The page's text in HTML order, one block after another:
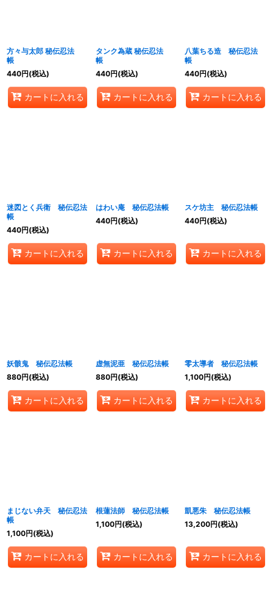
方々与太郎 秘伝忍法
帳
440円(税込)
カートに入れる
タンク為蔵 秘伝忍法
帳
440円(税込)
カートに入れる
八葉ちる造 秘伝忍法
帳
440円(税込)
カートに入れる
迷図とく兵衛 秘伝忍法
帳
440円(税込)
カートに入れる
はわい庵 秘伝忍法帳
440円(税込)
カートに入れる
スケ坊主 秘伝忍法帳
440円(税込)
カートに入れる
妖骸鬼 秘伝忍法帳
880円(税込)
カートに入れる
虚無泥亜 秘伝忍法帳
880円(税込)
カートに入れる
零太導者 秘伝忍法帳
1,100円(税込)
カートに入れる
まじない弁天 秘伝忍法
帳
1,100円(税込)
カートに入れる
根蓮法師 秘伝忍法帳
1,100円(税込)
カートに入れる
凱悪朱 秘伝忍法帳
13,200円(税込)
カートに入れる